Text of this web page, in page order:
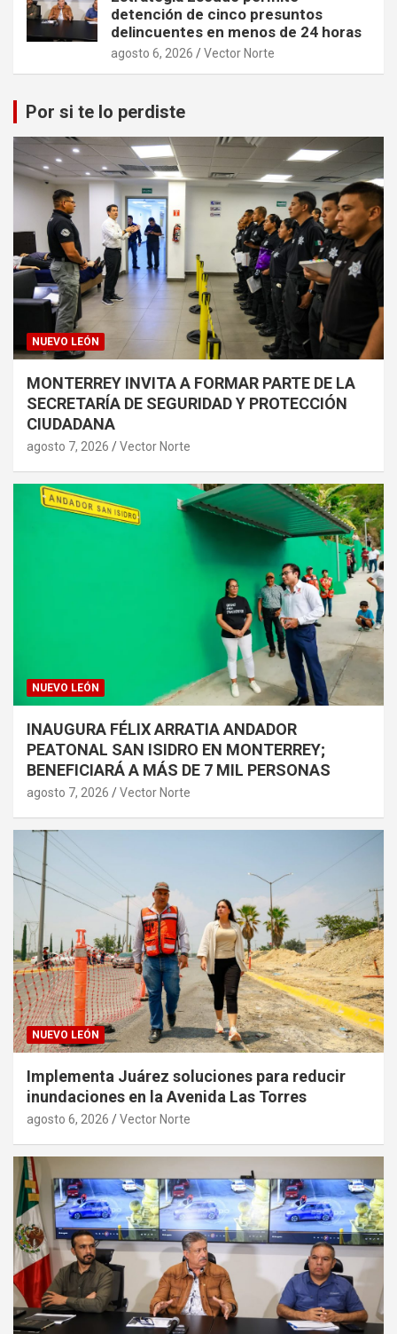
detención de cinco presuntos
delincuentes en menos de 24 horas
agosto 6, 2026 Vector Norte
Por si te lo perdiste
NUEVO LEÓN
MONTERREY INVITA A FORMAR PARTE DE LA
SECRETARÍA DE SEGURIDAD Y PROTECCIÓN
CIUDADANA
agosto 7, 2026 Vector Norte
NUEVO LEÓN
INAUGURA FÉLIX ARRATIA ANDADOR
PEATONAL SAN ISIDRO EN MONTERREY;
BENEFICIARÁ A MÁS DE 7 MIL PERSONAS
agosto 7, 2026 Vector Norte
NUEVO LEÓN
Implementa Juárez soluciones para reducir
inundaciones en la Avenida Las Torres
agosto 6, 2026 Vector Norte